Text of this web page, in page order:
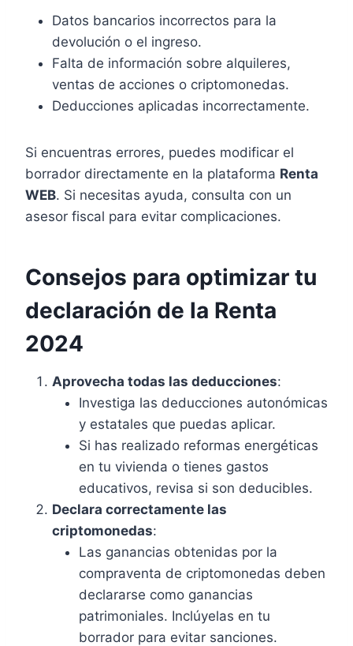
Datos bancarios incorrectos para la
devolución o el ingreso.
Falta de información sobre alquileres,
ventas de acciones o criptomonedas.
Deducciones aplicadas incorrectamente.
Si encuentras errores, puedes modificar el
borrador directamente en la plataforma Renta
WEB. Si necesitas ayuda, consulta con un
asesor fiscal para evitar complicaciones.
Consejos para optimizar tu
declaración de la Renta
2024
Aprovecha todas las deducciones:
Investiga las deducciones autonómicas
y estatales que puedas aplicar.
Si has realizado reformas energéticas
en tu vivienda o tienes gastos
educativos, revisa si son deducibles.
Declara correctamente las
criptomonedas:
Las ganancias obtenidas por la
compraventa de criptomonedas deben
declararse como ganancias
patrimoniales. Inclúyelas en tu
borrador para evitar sanciones.